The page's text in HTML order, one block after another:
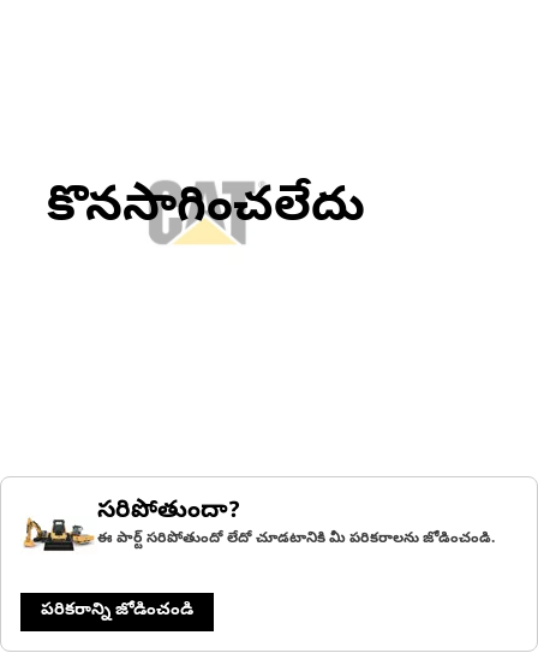
కొనసాగించలేదు
సరిపోతుందా?
ఈ పార్ట్ సరిపోతుందో లేదో చూడటానికి మీ పరికరాలను జోడించండి.
పరికరాన్ని జోడించండి